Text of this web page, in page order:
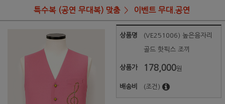
특수복 (공연 무대복) 맞춤 이벤트 무대.공연
상품명 (VE251006) 높은음자리
골드 핫픽스 조끼
상품가 178,000원
배송비 (조건)